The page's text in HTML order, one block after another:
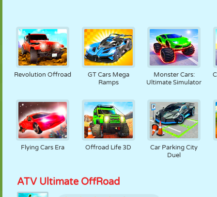
Revolution Offroad
GT Cars Mega
Ramps
Monster Cars:
Ultimate Simulator
Flying Cars Era Offroad Life 3D
Car Parking City
Duel
ATV Ultimate OffRoad